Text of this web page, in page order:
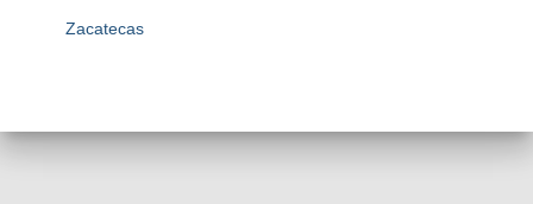
Zacatecas